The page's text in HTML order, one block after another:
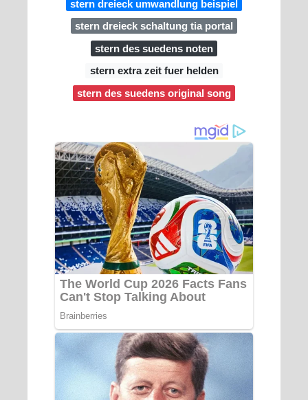
stern dreieck umwandlung beispiel
stern dreieck schaltung tia portal
stern des suedens noten
stern extra zeit fuer helden
stern des suedens original song